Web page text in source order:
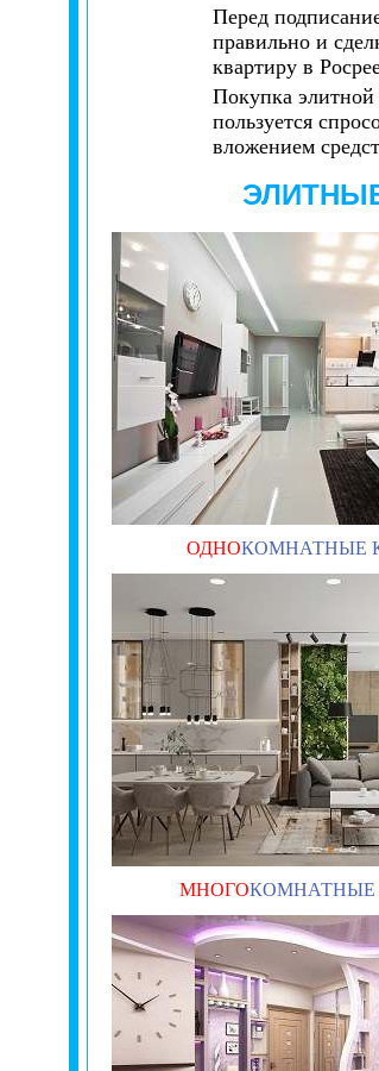
Перед
правильно и
квартиру в
Покупка элитной
пользуется
вложением
ОДНОКОМНАТНЫЕ
МНОГОКОМНАТНЫЕ